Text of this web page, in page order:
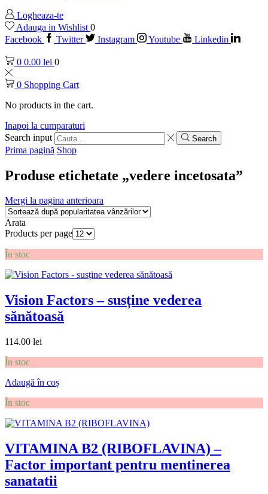
Logheaza-te
Adauga in Wishlist 0
Facebook
Twitter Instagram Youtube Linkedin
0 0.00 lei 0
0 Shopping Cart
No products in the cart.
Inapoi la cumparaturi
Search input
Search
Prima pagină Shop
Produse etichetate „vedere incetosata”
Mergi la pagina anterioara
Arata
Products per page
În stoc
Vision Factors – susține vederea
sănătoasă
114.00 lei
În stoc
Adaugă în coș
În stoc
VITAMINA B2 (RIBOFLAVINA) –
Factor important pentru mentinerea
sanatatii